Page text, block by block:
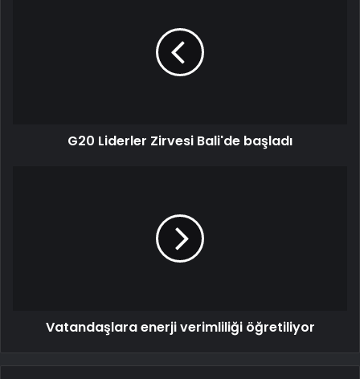
G20 Liderler Zirvesi Bali'de başladı
Vatandaşlara enerji verimliliği öğretiliyor